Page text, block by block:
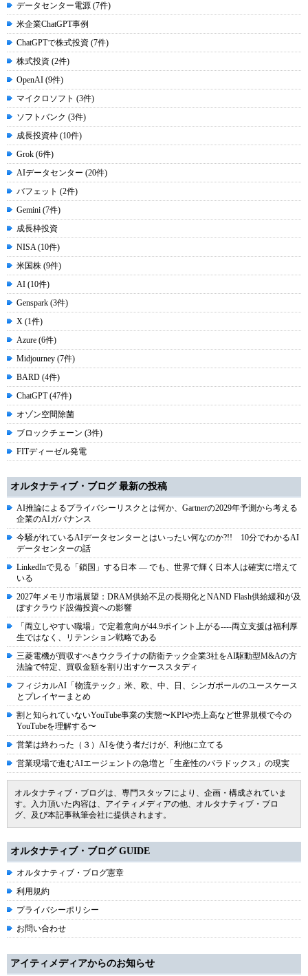
データセンター電源 (7件)
米企業ChatGPT事例
ChatGPTで株式投資 (7件)
株式投資 (2件)
OpenAI (9件)
マイクロソフト (3件)
ソフトバンク (3件)
成長投資枠 (10件)
Grok (6件)
AIデータセンター (20件)
バフェット (2件)
Gemini (7件)
成長枠投資
NISA (10件)
米国株 (9件)
AI (10件)
Genspark (3件)
X (1件)
Azure (6件)
Midjourney (7件)
BARD (4件)
ChatGPT (47件)
オゾン空間除菌
ブロックチェーン (3件)
FITディーゼル発電
オルタナティブ・ブログ 最新の投稿
AI推論によるプライバシーリスクとは何か、Gartnerの2029年予測から考える
企業のAIガバナンス
今騒がれているAIデータセンターとはいったい何なのか?!! 10分でわかるAI
データセンターの話
LinkedInで見る「鎖国」する日本 ― でも、世界で輝く日本人は確実に増えて
いる
2027年メモリ市場展望：DRAM供給不足の長期化とNAND Flash供給緩和が及
ぼすクラウド設備投資への影響
「両立しやすい職場」で定着意向が44.9ポイント上がる----両立支援は福利厚
生ではなく、リテンション戦略である
三菱電機が買収すべきウクライナの防衛テック企業3社をAI駆動型M&Aの方
法論で特定、買収金額を割り出すケーススタディ
フィジカルAI「物流テック」米、欧、中、日、シンガポールのユースケース
とプレイヤーまとめ
割と知られていないYouTube事業の実態〜KPIや売上高など世界規模で今の
YouTubeを理解する〜
営業は終わった（３）AIを使う者だけが、利他に立てる
営業現場で進むAIエージェントの急増と「生産性のパラドックス」の現実
オルタナティブ・ブログは、専門スタッフにより、企画・構成されていま
す。入力頂いた内容は、アイティメディアの他、オルタナティブ・ブロ
グ、及び本記事執筆会社に提供されます。
オルタナティブ・ブログ GUIDE
オルタナティブ・ブログ憲章
利用規約
プライバシーポリシー
お問い合わせ
アイティメディアからのお知らせ